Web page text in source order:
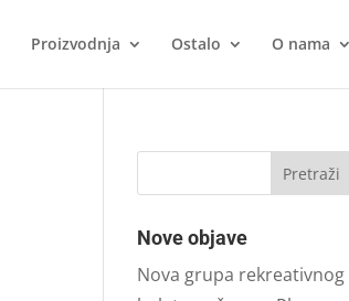
Proizvodnja Ostalo O nama
Nove objave
Nova grupa rekreativnog